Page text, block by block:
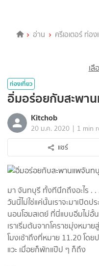
อ่าน ครีเอเตอร์ ท่อง
เลื
ท่องเที่ยว
อิ่มอร่อยกับสะพา
Kitchob
20 ม.ค. 2020 | 1 min
แชร์
มา จันทบุรี ทั้งทีนึกถึงอะไร . .
วันนี้ไม่ใช่แค่นั้นเราจะมาเปิดป
นอนโฮมสเตย์ ที่นี่แบบอิ่มไม่อั้
เราเริ่มต้นจากโคราชมุ่งหม
โมงเช้าถึงที่หมาย 11.20 โด
แวะ เมื่อยก็พักแป๊ป ๆ ก็ถึง